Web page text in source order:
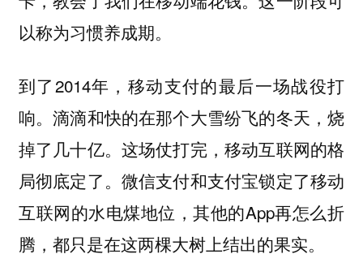
以称为习惯养成期。
到了2014年，移动支付的最后一场战役打
响。滴滴和快的在那个大雪纷飞的冬天，烧
掉了几十亿。这场仗打完，移动互联网的格
局彻底定了。微信支付和支付宝锁定了移动
互联网的水电煤地位，其他的App再怎么折
腾，都只是在这两棵大树上结出的果实。